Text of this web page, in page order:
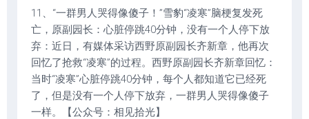
11、“一群男人哭得像傻子！”雪豹“凌寒”脑梗复发死
亡，原副园长：心脏停跳40分钟，没有一个人停下放
弃：近日，有媒体采访西野原副园长齐新章，他再次
回忆了抢救“凌寒”的过程。西野原副园长齐新章回忆：
当时“凌寒”心脏停跳40分钟，每个人都知道它已经死
了，但是没有一个人停下放弃，一群男人哭得像傻子
一样。【公众号：相见拾光】